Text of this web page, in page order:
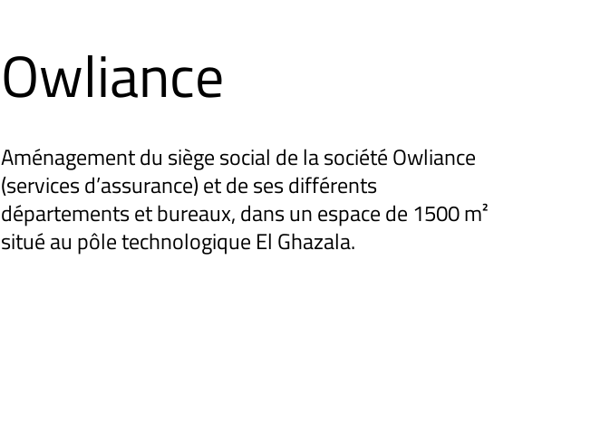
Owliance
Aménagement du siège social de la société Owliance
(services d’assurance) et de ses différents
départements et bureaux, dans un espace de 1500 m²
situé au pôle technologique El Ghazala.